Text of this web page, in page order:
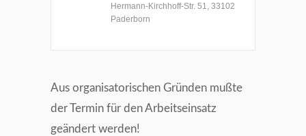
Hermann-Kirchhoff-Str. 51, 33102
Paderborn
Aus organisatorischen Gründen mußte
der Termin für den Arbeitseinsatz
geändert werden!